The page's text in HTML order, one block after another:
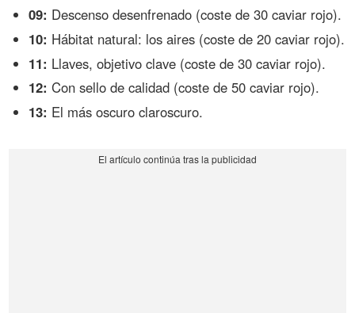
09: Descenso desenfrenado (coste de 30 caviar rojo).
10: Hábitat natural: los aires (coste de 20 caviar rojo).
11: Llaves, objetivo clave (coste de 30 caviar rojo).
12: Con sello de calidad (coste de 50 caviar rojo).
13: El más oscuro claroscuro.